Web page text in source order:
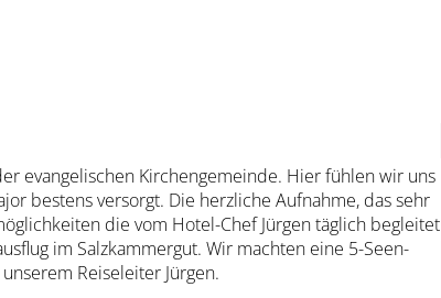
evangelischen Kirchengemeinde. Hier fühlen wir uns
bestens versorgt. Die herzliche Aufnahme, das sehr
die vom Hotel-Chef Jürgen täglich begleitet
im Salzkammergut. Wir machten eine 5-Seen-
Reiseleiter Jürgen.